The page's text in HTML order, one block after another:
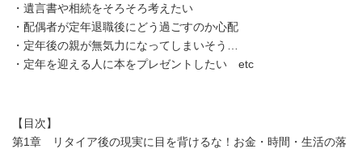
・遺言書や相続をそろそろ考えたい
・配偶者が定年退職後にどう過ごすのか心配
・定年後の親が無気力になってしまいそう…
・定年を迎える人に本をプレゼントしたい etc
【目次】
第1章 リタイア後の現実に目を背けるな！お金・時間・生活の落